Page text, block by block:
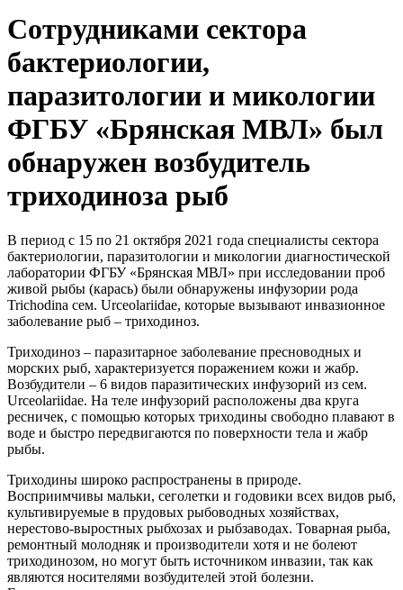
Сотрудниками сектора
бактериологии,
паразитологии и микологии
ФГБУ «Брянская МВЛ» был
обнаружен возбудитель
триходиноза рыб
В период с 15 по 21 октября 2021 года специалисты сектора
бактериологии, паразитологии и микологии диагностической
лаборатории ФГБУ «Брянская МВЛ» при исследовании проб
живой рыбы (карась) были обнаружены инфузории рода
Trichodina сем. Urceolariidae, которые вызывают инвазионное
заболевание рыб – триходиноз.
Триходиноз – паразитарное заболевание пресноводных и
морских рыб, характеризуется поражением кожи и жабр.
Возбудители – 6 видов паразитических инфузорий из сем.
Urceolariidae. На теле инфузорий расположены два круга
ресничек, с помощью которых триходины свободно плавают в
воде и быстро передвигаются по поверхности тела и жабр
рыбы.
Триходины широко распространены в природе.
Восприимчивы мальки, сеголетки и годовики всех видов рыб,
культивируемые в прудовых рыбоводных хозяйствах,
нерестово-выростных рыбхозах и рыбзаводах. Товарная рыба,
ремонтный молодняк и производители хотя и не болеют
триходинозом, но могут быть источником инвазии, так как
являются носителями возбудителей этой болезни.